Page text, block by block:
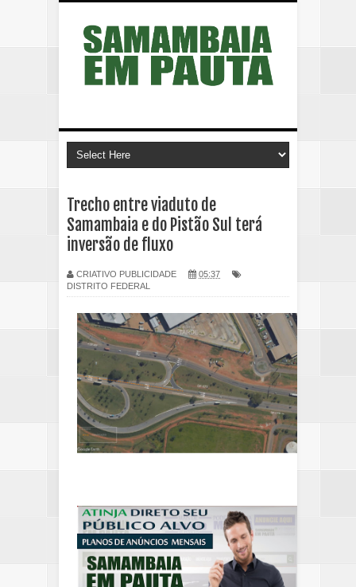
Trecho entre viaduto de
Samambaia e do Pistão Sul terá
inversão de fluxo
CRIATIVO PUBLICIDADE
05:37
DISTRITO FEDERAL